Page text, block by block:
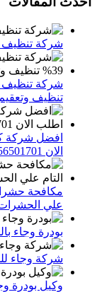
شركة تنظيف
تنظيف
الان 0556501701‬‏ – تقارير معتمدة
علي
بودرة وجاء
شركة وجاء
وكيل بودرة